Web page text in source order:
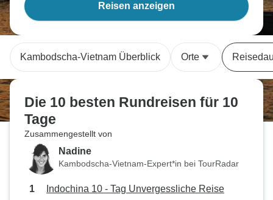
Reisen anzeigen
Kambodscha-Vietnam Überblick Orte
Die 10 besten Rundreisen für 10
Tage
Zusammengestellt von
Nadine
Kambodscha-Vietnam-Expert*in bei TourRadar
Indochina 10 - Tag Unvergessliche Reise